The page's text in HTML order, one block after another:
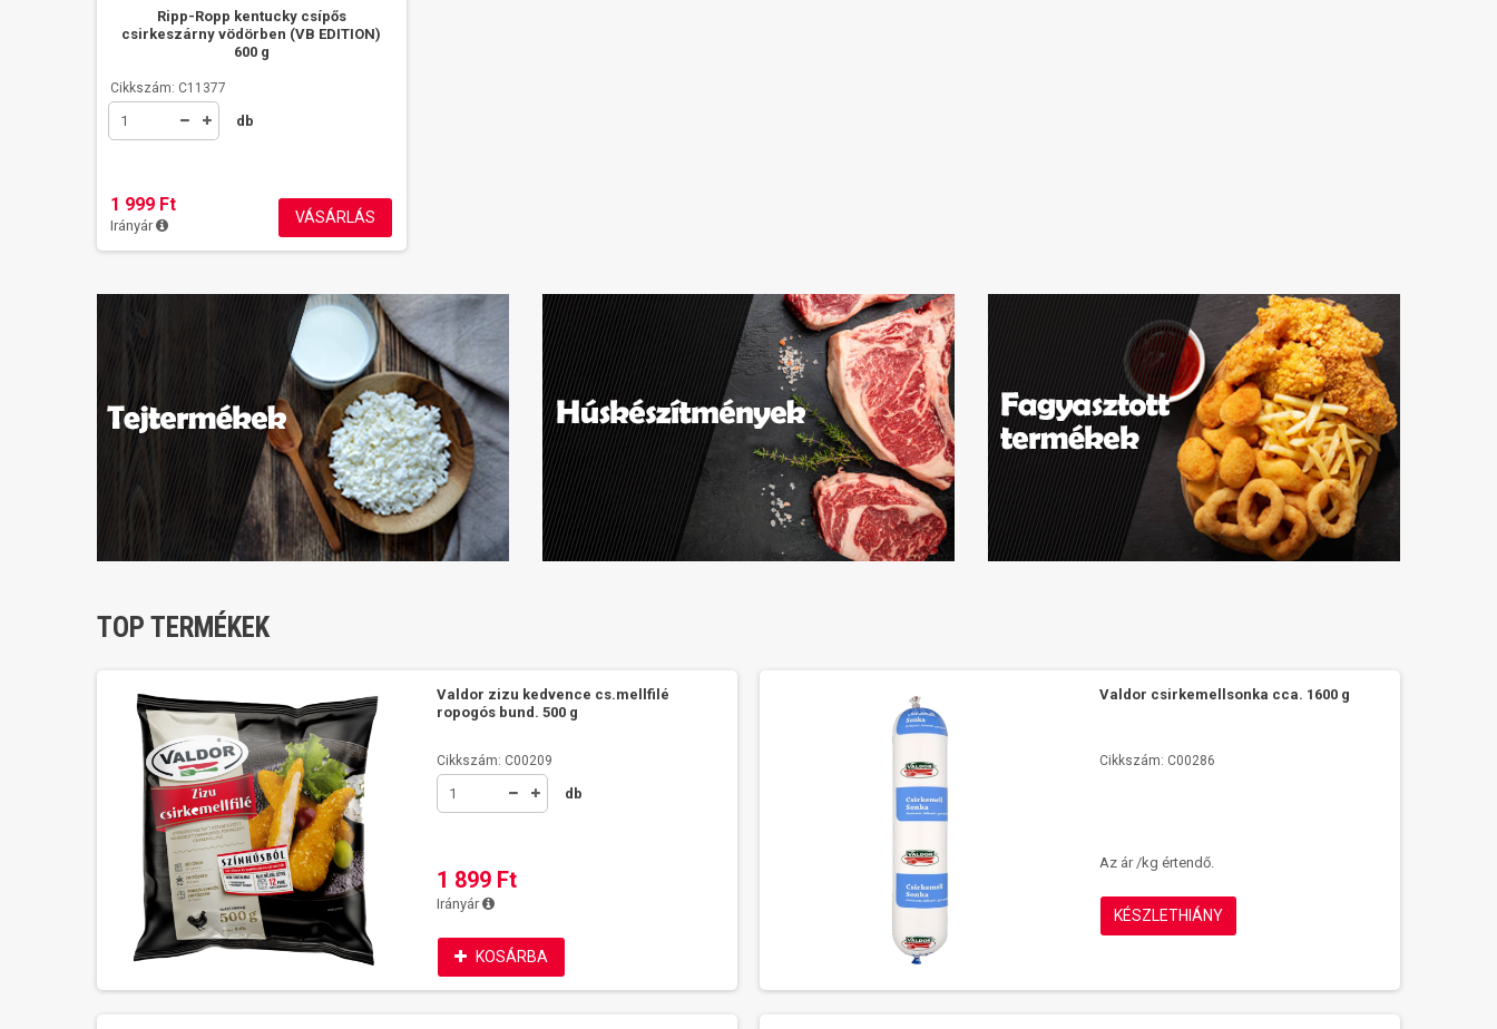
Ripp-Ropp kentucky csípős
csirkeszárny vödörben (VB EDITION)
600 g
Cikkszám: C11377
db
1 999 Ft
Irányár VÁSÁRLÁS
TOP TERMÉKEK
Valdor zizu kedvence cs.mellfilé
ropogós bund. 500 g
Cikkszám: C00209
db
1 899 Ft
Irányár
KOSÁRBA
Valdor csirkemellsonka cca. 1600 g
Cikkszám: C00286
Az ár /kg értendő.
KÉSZLETHIÁNY